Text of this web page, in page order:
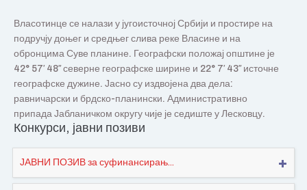
Власотинце се налази у југоисточној Србији и простире на
подручју доњег и средњег слива реке Власине и на
обронцима Суве планине. Географски положај општине је
42° 57′ 48″ северне географске ширине и 22° 7′ 43″ источне
географске дужине. Јасно су издвојена два дела:
равничарски и брдско-планински. Административно
припада Јабланичком округу чије је седиште у Лесковцу.
Конкурси, јавни позиви
ЈАВНИ ПОЗИВ за суфинансирањ...